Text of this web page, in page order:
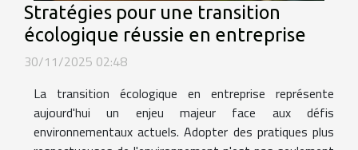
Stratégies pour une transition
écologique réussie en entreprise
30/11/2025 02:48
La transition écologique en entreprise représente
aujourd'hui un enjeu majeur face aux défis
environnementaux actuels. Adopter des pratiques plus